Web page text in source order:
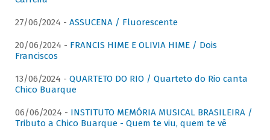
27/06/2024 - ASSUCENA / Fluorescente
20/06/2024 - FRANCIS HIME E OLIVIA HIME / Dois
Franciscos
13/06/2024 - QUARTETO DO RIO / Quarteto do Rio canta
Chico Buarque
06/06/2024 - INSTITUTO MEMÓRIA MUSICAL BRASILEIRA /
Tributo a Chico Buarque - Quem te viu, quem te vê